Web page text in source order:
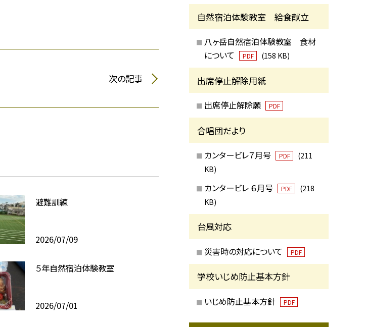
次の記事
避難訓練
2026/07/09
５年自然宿泊体験教室
2026/07/01
自然宿泊体験教室 給食献立
八ヶ岳自然宿泊体験教室 食材
について
PDF (158 KB)
出席停止解除用紙
出席停止解除願 PDF
合唱団だより
カンタービレ７月号 PDF
(211
KB)
カンタービレ ６月号 PDF
(218
KB)
台風対応
災害時の対応について PDF
学校いじめ防止基本方針
いじめ防止基本方針 PDF